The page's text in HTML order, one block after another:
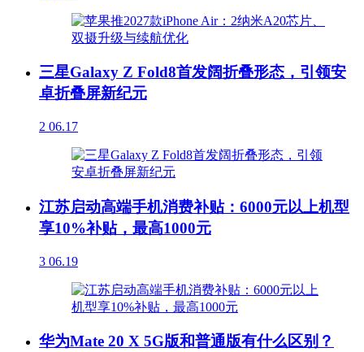
三星Galaxy Z Fold8首发阔折叠形态，引领安
卓折叠屏新纪元
2 06.17
江苏启动高端手机消费补贴：6000元以上机型
享10%补贴，最高1000元
3 06.19
华为Mate 20 X 5G版和普通版有什么区别？